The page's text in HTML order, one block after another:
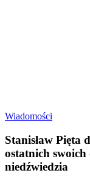
Wiadomości
Stanisław
ostatnich swoich
niedźwiedzia